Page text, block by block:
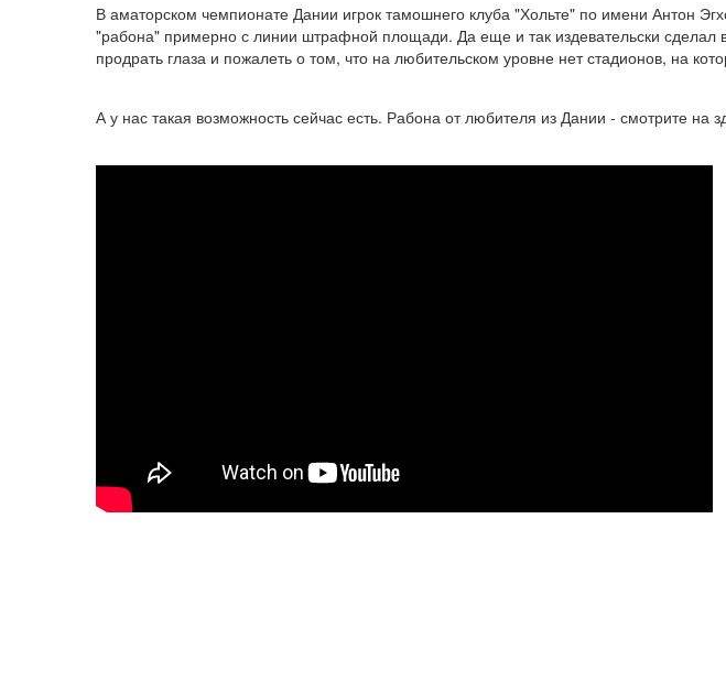
В аматорском чемпионате Дании игрок тамошнего клуба "Хольте" по имени Антон
"рабона" примерно с линии штрафной площади. Да еще и так издевательски
продрать глаза и пожалеть о том, что на любительском уровне нет стадионов, на
А у нас такая возможность сейчас есть. Рабона от любителя из Дании - смотрите на